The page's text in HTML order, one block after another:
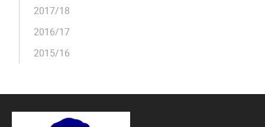
2017/18
2016/17
2015/16